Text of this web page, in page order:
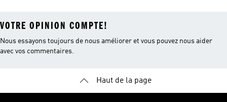
VOTRE OPINION COMPTE!
Nous essayons toujours de nous améliorer et vous pouvez nous aider
avec vos commentaires.
Haut de la page